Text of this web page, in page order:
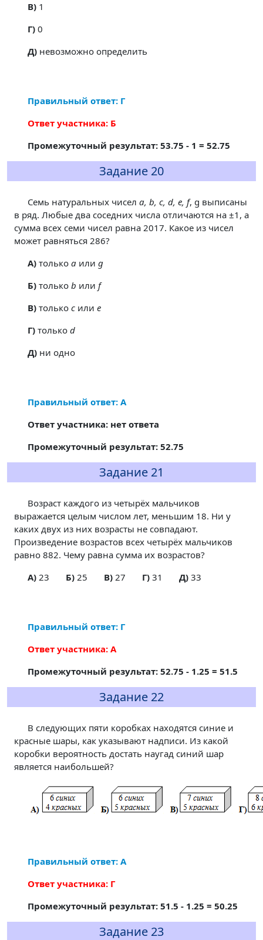
В)1
Г)0
Д)невозможно определить
Правильный ответ: Г
Ответ участника: Б
Промежуточный результат: 53.75 - 1 = 52.75
Задание 20
Семь натуральных чисел a, b, c, d, e, f, g выписаны
в ряд. Любые два соседних числа отличаются на ±1, а
сумма всех семи чисел равна 2017. Какое из чисел
может равняться 286?
A)только aили g
Б)только b или f
В)только cили e
Г)только d
Д)ни одно
Правильный ответ: А
Ответ участника: нет ответа
Промежуточный результат: 52.75
Задание 21
Возраст каждого из четырёх мальчиков
выражается целым числом лет, меньшим 18. Ни у
каких двух из них возрасты не совпадают.
Произведение возрастов всех четырёх мальчиков
равно 882. Чему равна сумма их возрастов?
A)23 Б)25 В)27 Г)31 Д)33
Правильный ответ: Г
Ответ участника: А
Промежуточный результат: 52.75 - 1.25 = 51.5
Задание 22
В следующих пяти коробках находятся синие и
красные шары, как указывают надписи. Из какой
коробки вероятность достать наугад синий шар
является наибольшей?
Правильный ответ: А
Ответ участника: Г
Промежуточный результат: 51.5 - 1.25 = 50.25
Задание 23